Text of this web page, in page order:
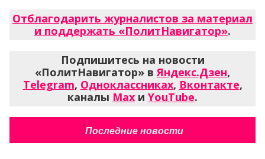
Отблагодарить журналистов за материал
и поддержать «ПолитНавигатор».
Подпишитесь на новости
«ПолитНавигатор» вЯндекс.Дзен,
Telegram, Одноклассниках, Вконтакте,
каналы Max и YouTube.
Последние новости